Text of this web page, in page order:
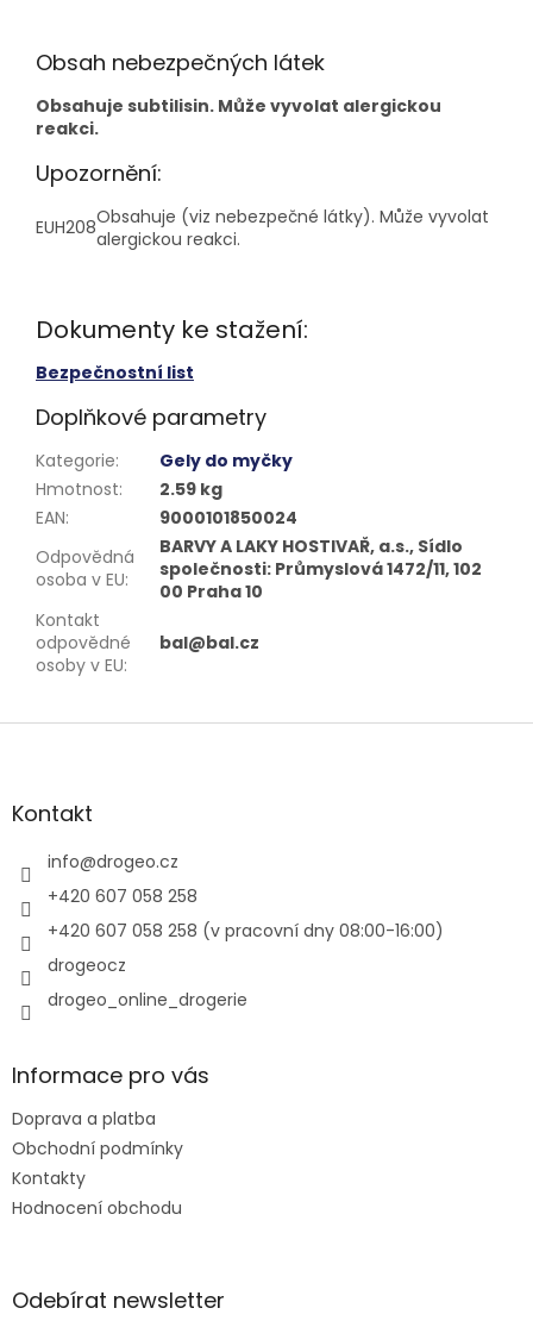
Obsah nebezpečných látek
Obsahuje subtilisin. Může vyvolat alergickou
reakci.
Upozornění:
EUH208Obsahuje (viz nebezpečné látky). Může vyvolat
alergickou reakci.
Dokumenty ke stažení:
Bezpečnostní list
Doplňkové parametry
Kategorie:
Gely do myčky
Hmotnost:
2.59 kg
EAN:
9000101850024
Odpovědná
osoba v EU:
BARVY A LAKY HOSTIVAŘ, a.s., Sídlo
společnosti: Průmyslová 1472/11, 102
00 Praha 10
Kontakt
odpovědné
osoby v EU:
bal@bal.cz
Z
aKontakt
info@drogeo.cz
+420 607 058 258
+420 607 058 258 (v pracovní dny 08:00-16:00)
drogeocz
drogeo_online_drogerie
Informace pro vás
Doprava a platba
Obchodní podmínky
Kontakty
Hodnocení obchodu
Odebírat newsletter